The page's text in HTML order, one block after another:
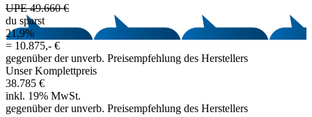
UPE 49.660 €
du sparst
21,9%
= 10.875,- €
gegenüber der unverb. Preisempfehlung des Herstellers
Unser Komplettpreis
38.785 €
inkl. 19% MwSt.
gegenüber der unverb. Preisempfehlung des Herstellers